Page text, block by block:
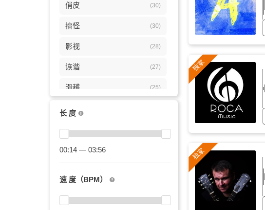
俏皮 (30)
搞怪 (30)
影视 (28)
诙谐 (27)
滑稽 (25)
动画
轻松
愉快
长 度
00:14 — 03:56
速 度（BPM）